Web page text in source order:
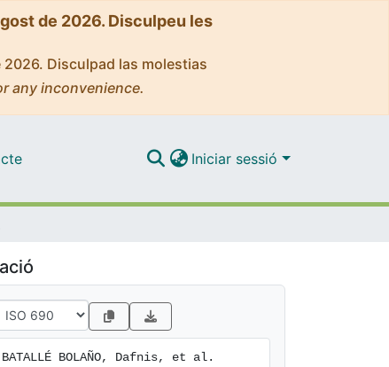
de 2026. Disculpeu les
Disculpad las molestias
any inconvenience.
Iniciar sessió
BATALLÉ BOLAÑO, Dafnis, et al.